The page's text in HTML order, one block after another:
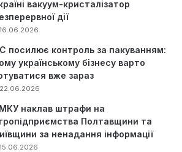
вакуум-кристалізатор
дії
16.06.2026
посилює контроль за пакуванням:
українському бізнесу варто
вже зараз
22.06.2026
наклав штрафи на
Полтавщини та
за ненадання інформації
15.06.2026